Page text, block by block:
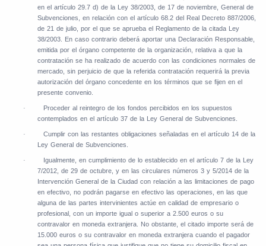
en el artículo 29.7 d) de la Ley 38/2003, de 17 de noviembre, General de
Subvenciones, en relación con el artículo 68.2 del Real Decreto 887/2006,
de 21 de julio, por el que se aprueba el Reglamento de la citada Ley
38/2003. En caso contrario deberá aportar una Declaración Responsable,
emitida por el órgano competente de la organización, relativa a que la
contratación se ha realizado de acuerdo con las condiciones normales de
mercado, sin perjuicio de que la referida contratación requerirá la previa
autorización del órgano concedente en los términos que se fijen en el
presente convenio.
·
Proceder al reintegro de los fondos percibidos en los supuestos
contemplados en el artículo 37 de la Ley General de Subvenciones.
·
Cumplir con las restantes obligaciones señaladas en el artículo 14 de la
Ley General de Subvenciones.
·
Igualmente, en cumplimiento de lo establecido en el artículo 7 de la Ley
7/2012, de 29 de octubre, y en las circulares números 3 y 5/2014 de la
Intervención General de la Ciudad con relación a las limitaciones de pago
en efectivo, no podrán pagarse en efectivo las operaciones, en las que
alguna de las partes intervinientes actúe en calidad de empresario o
profesional, con un importe igual o superior a 2.500 euros o su
contravalor en moneda extranjera. No obstante, el citado importe será de
15.000 euros o su contravalor en moneda extranjera cuando el pagador